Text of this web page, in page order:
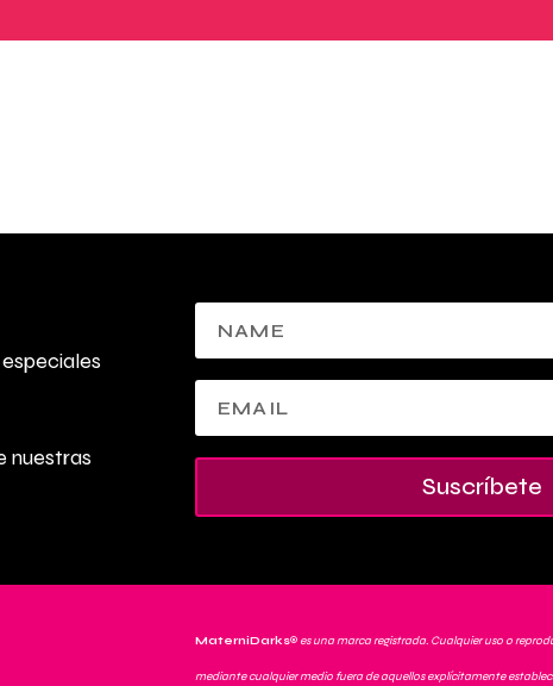
nuestras
Suscríbete
MaterniDarks®es una marca registrada. Cualquier uso o
mediante cualquier medio fuera de aquellos explícitamente